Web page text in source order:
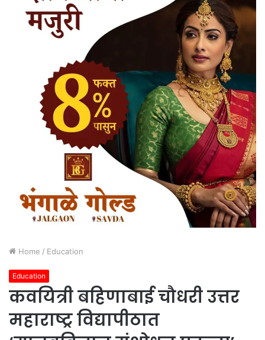
Home / Education
Education
कवयित्री बहिणाबाई चौधरी उत्तर
महाराष्ट्र विद्यापीठात